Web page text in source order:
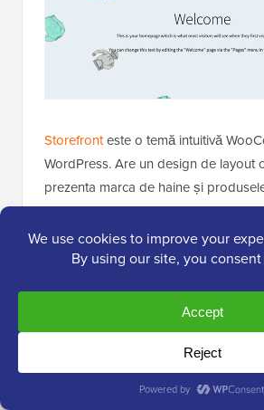
Storefronteste o temă intuitivă
WordPress. Are un design de layout
prezenta marca de haine și
Pagina principală vă permite să
produse, produse recomandate,
a ajuta magazinul dvs. de haine să se
Google și alte motoare de căutare.
18. Amaryllis